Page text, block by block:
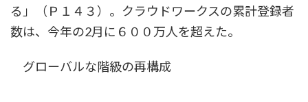
る」（Ｐ１４３）。クラウドワークスの累計登録者
数は、今年の2月に６００万人を超えた。
グローバルな階級の再構成